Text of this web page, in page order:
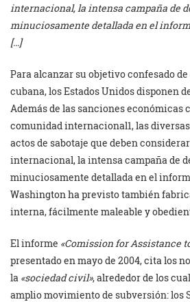
internacional, la intensa campaña de
minuciosamente detallada en el
[…]
Para alcanzar su objetivo confesado
cubana, los Estados Unidos disponen
Además de las sanciones económicas
comunidad internacional1, las
actos de sabotaje que deben
internacional, la intensa campaña de
minuciosamente detallada en el
Washington ha previsto también
interna, fácilmente maleable y
El informe «Comission for Assistance
presentado en mayo de 2004, cita los
la «sociedad civil», alrededor de los
amplio movimiento de subversión: los